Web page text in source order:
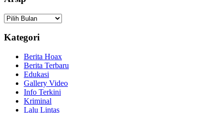
Arsip
Kategori
Berita Hoax
Berita Terbaru
Edukasi
Gallery Video
Info Terkini
Kriminal
Lalu Lintas